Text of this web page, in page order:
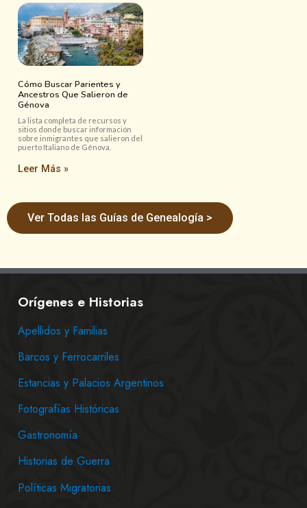
Cómo Buscar Parientes y
Ancestros Que Salieron de
Génova
La lista completa de recursos y
sitios donde buscar información
sobre inmigrantes que salieron del
puerto Italiano de Génova.
Leer Más »
Ver Todas las Guías de Genealogía >
Orígenes e Historias
Apellidos y Familias
Barcos y Ferrocarriles
Estancias y Palacios Argentinos
Fotografías Históricas
Gastronomía
Historias de Guerra
Políticas Migratorias